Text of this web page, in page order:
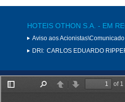
HOTEIS OTHON S.A. - EM
Aviso aos
DRI: CARLOS EDUARDO